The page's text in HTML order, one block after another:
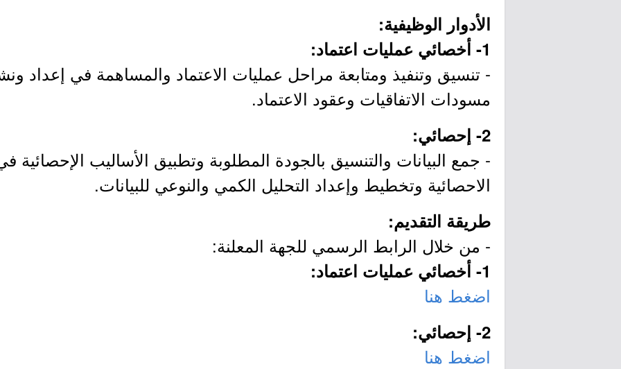
الأدوار الوظيفية:
1- أخصائي عمليات اعتماد:
- تنسيق وتنفيذ ومتابعة مراحل عمليات الاعتماد والمساهمة في إعداد
مسودات الاتفاقيات وعقود الاعتماد.
2- إحصائي:
- جمع البيانات والتنسيق بالجودة المطلوبة وتطبيق الأساليب
الاحصائية وتخطيط وإعداد التحليل الكمي والنوعي للبيانات.
طريقة التقديم:
- من خلال الرابط الرسمي للجهة المعلنة:
1- أخصائي عمليات اعتماد:
اضغط هنا
2- إحصائي:
اضغط هنا